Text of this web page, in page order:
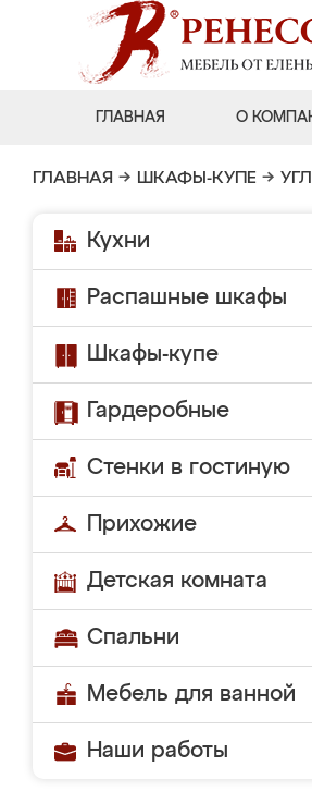
ГЛАВНАЯ О
ГЛАВНАЯ → ШКАФЫ-КУПЕ →
Кухни
Распашные шкафы
Шкафы-купе
Гардеробные
Стенки в гостиную
Прихожие
Детская комната
Спальни
Мебель для ванной
Наши работы